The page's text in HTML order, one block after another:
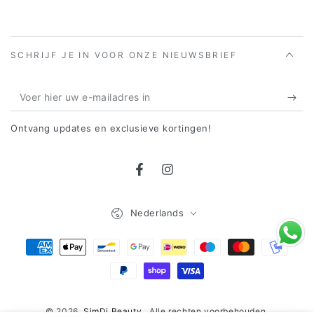
SCHRIJF JE IN VOOR ONZE NIEUWSBRIEF
Voer
hier
Ontvang updates en exclusieve kortingen!
FacebookInstagram
© 2026, SimDi Beauty . Alle rechten voorbehouden.
Nederlands
Betaalmethoden